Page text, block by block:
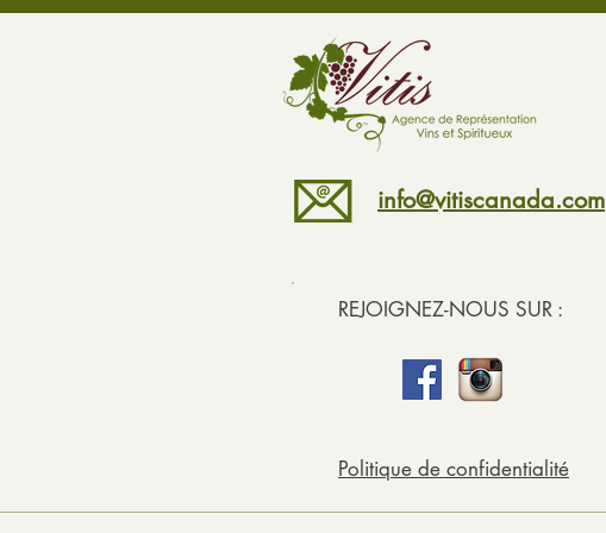
info@vitiscanada.com
REJOIGNEZ-NOUS SUR :
Politique de confidentialité